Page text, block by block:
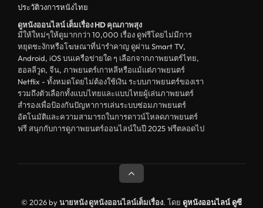
ประวัติวงการหนังไทย
ดูหนังออนไลน์ เต็มเรื่อง HD คุณภาพสุง
มีให้ใหม่ๆให้ดูมากกว่า 10,000 เรื่อง ดูฟรีโดยไม่มีการ
หยุดชะงักหรือโฆษณาที่น่ารำคาญ ดูผ่าน Smart TV,
Android, iOS บนเครือข่ายใด ๆ เลือกจากภาพยนตร์ไทย,
ฮอลลีวูด, จีน, ภาพยนตร์เกาหลีหรือแม้แต่ภาพยนตร์
Netflix - ทั้งหมดโดยไม่ต้องใช้เงิน ระบบภาพยนตร์ของเรา
รวมถึงตัวเลือกทั้งแบบไทยและแบบไทยผู้เล่นภาพยนตร์
สำรองเพื่อป้องกันปัญหาการเล่นระบบซ่อมภาพยนตร์
อัตโนมัติและความสามารถในการดาวน์โหลดภาพยนตร์
ฟรี สนุกกับการดูภาพยนตร์ออนไลน์ในปี 2025 ฟรีตลอดไป
© 2026 byนายหนัง ดูหนังออนไลน์เต็มเรื่อง. โดย ดูหนังออนไลน์ ดูซี